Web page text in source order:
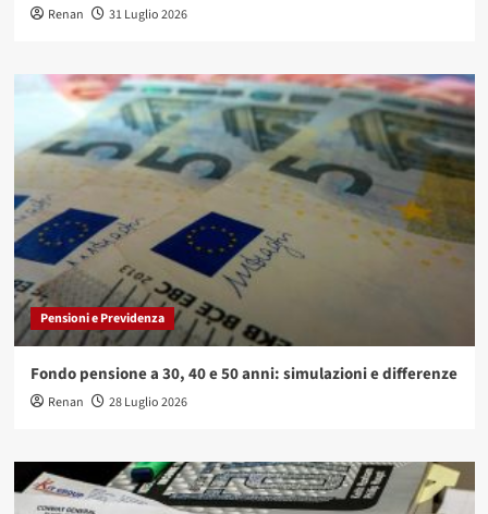
Renan 31 Luglio 2026
Pensioni e Previdenza
Fondo pensione a 30, 40 e 50 anni: simulazioni e differenze
Renan 28 Luglio 2026